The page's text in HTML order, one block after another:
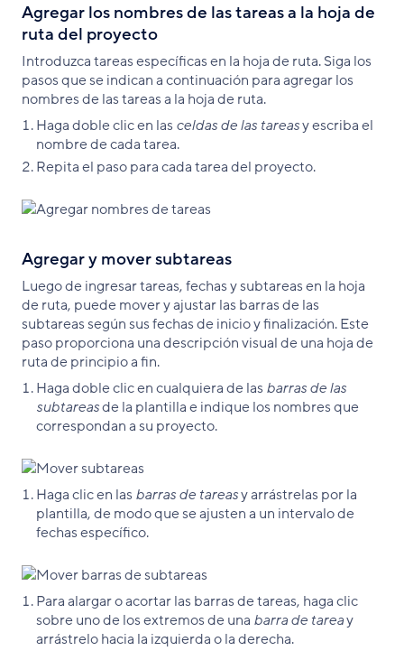
Agregar los nombres de las tareas a la hoja de
ruta del proyecto
Introduzca tareas específicas en la hoja de ruta. Siga los
pasos que se indican a continuación para agregar los
nombres de las tareas a la hoja de ruta.
Haga doble clic en las celdas de las tareasy escriba el
nombre de cada tarea.
Repita el paso para cada tarea del proyecto.
Agregar y mover subtareas
Luego de ingresar tareas, fechas y subtareas en la hoja
de ruta, puede mover y ajustar las barras de las
subtareas según sus fechas de inicio y finalización. Este
paso proporciona una descripción visual de una hoja de
ruta de principio a fin.
Haga doble clic en cualquiera de las barras de las
subtareasde la plantilla e indique los nombres que
correspondan a su proyecto.
Haga clic en las barras de tareasy arrástrelas por la
plantilla, de modo que se ajusten a un intervalo de
fechas específico.
Para alargar o acortar las barras de tareas, haga clic
sobre uno de los extremos de una barra de tareay
arrástrelo hacia la izquierda o la derecha.